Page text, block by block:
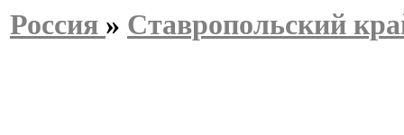
Россия » Ставропольский